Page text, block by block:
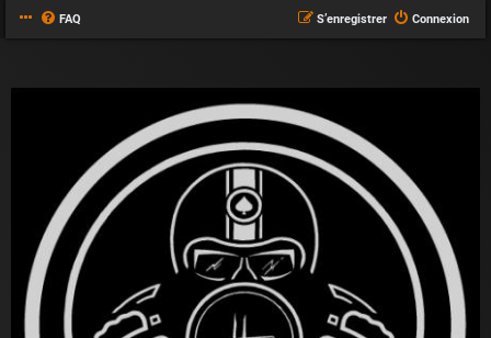
FAQ Connexion
S’enregistrer